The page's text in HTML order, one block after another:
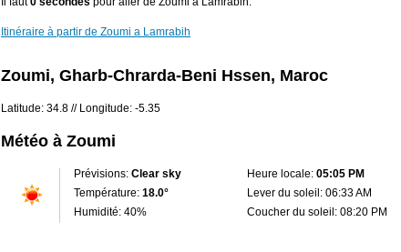
Itinéraire à partir de Zoumi a Lamrabih
Zoumi, Gharb-Chrarda-Beni Hssen, Maroc
Latitude: 34.8 // Longitude: -5.35
Météo à Zoumi
Prévisions: Clear sky
Température: 18.0°
Humidité: 40%
Heure locale: 05:05 PM
Lever du soleil: 06:33 AM
Coucher du soleil: 08:20 PM